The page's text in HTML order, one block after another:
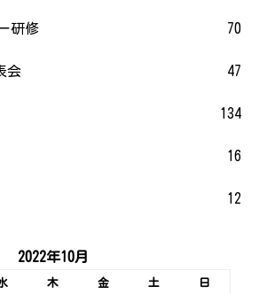
研修 70
会 47
134
16
12
2022年10月
木 金 土
日